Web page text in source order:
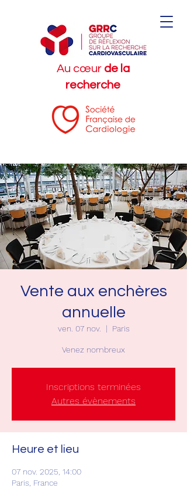
Au cœurde la
recherche
Vente aux enchères
annuelle
ven. 07 nov.
  |
Paris
Venez nombreux
Inscriptions terminées
Autres évènements
Heure et lieu
07 nov. 2025, 14:00
Paris, France